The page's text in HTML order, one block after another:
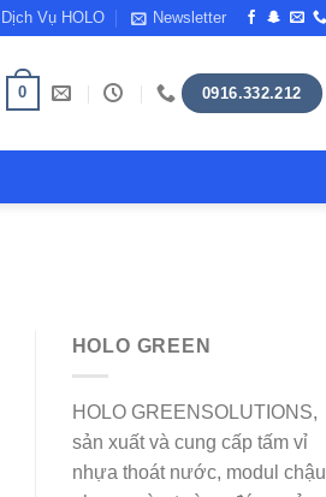
Dịch Vụ HOLO Newsletter
0 0916.332.212
HOLO GREEN
HOLO GREENSOLUTIONS,
sản xuất và cung cấp tấm vỉ
nhựa thoát nước, modul chậu